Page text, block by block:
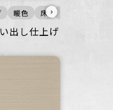
公共空間ビル・マンション
住空間
暖色 床 ›
出し仕上げ